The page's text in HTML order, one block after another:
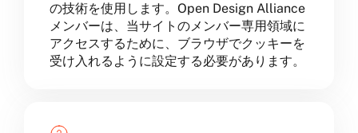
の技術を使用します。Open Design Alliance
メンバーは、当サイトのメンバー専用領域に
アクセスするために、ブラウザでクッキーを
受け入れるように設定する必要があります。